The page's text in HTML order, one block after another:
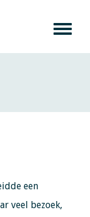
een
veel bezoek,